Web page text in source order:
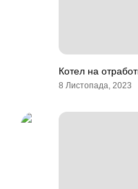
Котел на
8 Листопада, 2023